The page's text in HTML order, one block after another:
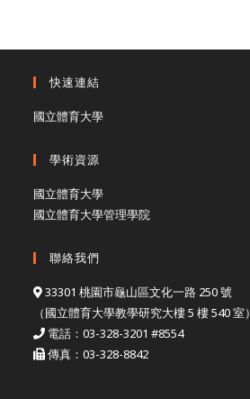
快速連結
國立體育大學
學術資源
國立體育大學
國立體育大學管理學院
聯絡我們
33301 桃園市龜山區文化一路 250 號
（國立體育大學教學研究大樓 5 樓 540 室）
電話：03-328-3201 #8554
傳真：03-328-8842